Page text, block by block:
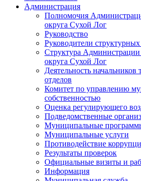
Администрация
Полномочия
округа Сухой Лог
Руководство
Руководители
Структура
округа Сухой Лог
Деятельность начальников
отделов
Комитет по управлению
собственностью
Оценка регулирующего
Подведомственные
Муниципальные
Муниципальные услуги
Противодействие
Результаты проверок
Официальные визиты и
Информация